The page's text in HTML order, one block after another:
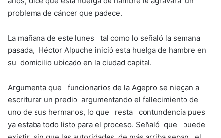
problema de cáncer que padece.
La mañana de este lunes tal como lo señaló la semana
pasada, Héctor Alpuche inició esta huelga de hambre en
su domicilio ubicado en la ciudad capital.
Argumenta que funcionarios de la Agepro se niegan a
escriturar un predio argumentando el fallecimiento de
uno de sus hermanos, lo que resta contundencia pues
ya estaba todo listo para el proceso. Señaló que puede